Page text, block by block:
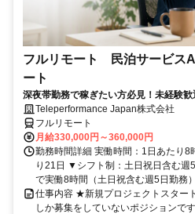
フルリモート 民泊サービス
ート
深夜帯勤務で稼ぎたい方必見！未経験歓
Teleperformance Japan株式会社
フルリモート
月給330,000円～360,000円
勤務時間詳細 実働時間：1日あたり8
り21日 ▼シフト制：土日祝日含む週
で実働8時間（土日祝含む週5日勤務
仕事内容 ★新規プロジェクトスター
しか募集をしていないポジションで